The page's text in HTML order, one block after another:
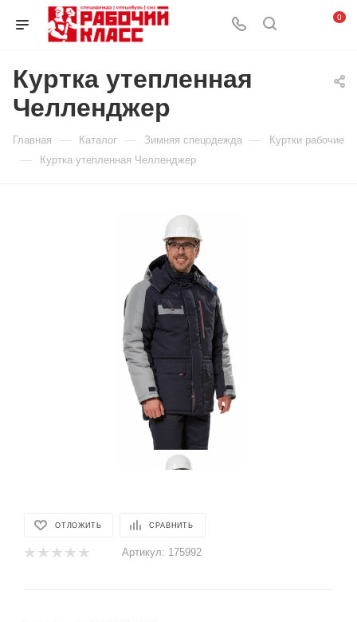
0
Куртка утепленная
Челленджер
Главная — Каталог — Зимняя спецодежда — Куртки рабочие
— Куртка утепленная Челленджер
ОТЛОЖИТЬ СРАВНИТЬ
Артикул: 175992